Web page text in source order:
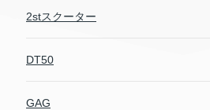
2stスクーター
DT50
GAG